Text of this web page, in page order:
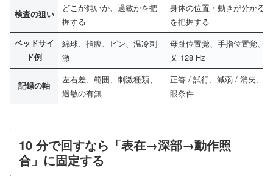
検査の狙い
どこが鈍いか、過敏かを把
握する
身体の位置・動きが分かるか
を把握する
ベッドサイ
ド例
綿球、指腹、ピン、温冷刺
激
母趾位置覚、手指位置覚、音
叉 128 Hz
記録の軸
左右差、範囲、刺激種類、
過敏の有無
正答 / 試行、減弱 / 消失、閉
眼条件
10 分で回すなら「表在→深部→動作照
合」に固定する